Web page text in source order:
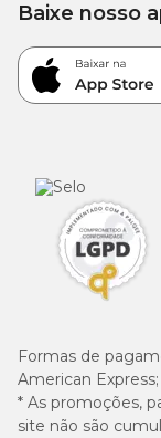
Formas de
American
* As promoções,
site não são
Baixe nosso